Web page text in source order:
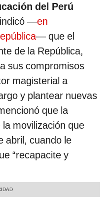
del Perú
—en
— que el
de la República,
sus compromisos
magisterial a
y plantear nuevas
que la
movilización que
abril, cuando le
“recapacite y